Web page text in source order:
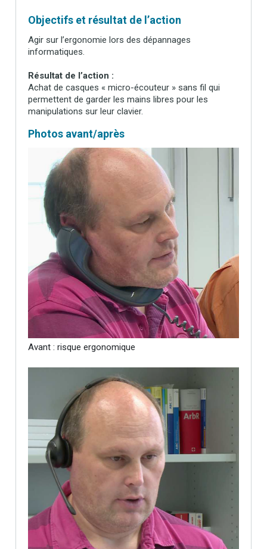
Objectifs et résultat de l’action
Agir sur l’ergonomie lors des dépannages
informatiques.
Résultat de l’action :
Achat de casques « micro-écouteur » sans fil qui
permettent de garder les mains libres pour les
manipulations sur leur clavier.
Photos avant/après
Avant : risque ergonomique